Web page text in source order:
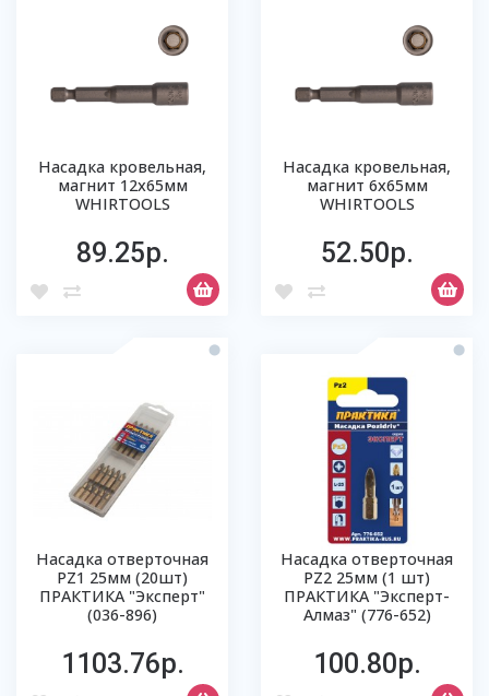
Насадка кровельная,
магнит 12х65мм
WHIRTOOLS
89.25р.
Насадка кровельная,
магнит 6х65мм
WHIRTOOLS
52.50р.
Насадка отверточная
РZ1 25мм (20шт)
ПРАКТИКА "Эксперт"
(036-896)
1103.76р.
Насадка отверточная
РZ2 25мм (1 шт)
ПРАКТИКА "Эксперт-
Алмаз" (776-652)
100.80р.